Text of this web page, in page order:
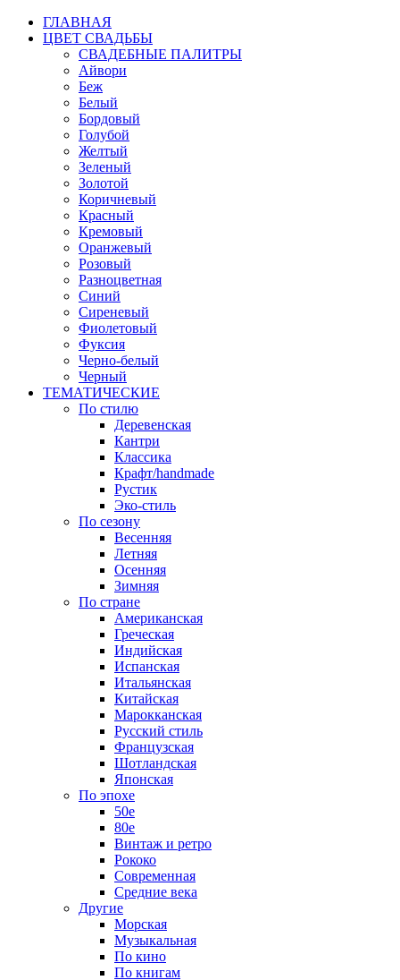
ГЛАВНАЯ
ЦВЕТ СВАДЬБЫ
СВАДЕБНЫЕ ПАЛИТРЫ
Айвори
Беж
Белый
Бордовый
Голубой
Желтый
Зеленый
Золотой
Коричневый
Красный
Кремовый
Оранжевый
Розовый
Разноцветная
Синий
Сиреневый
Фиолетовый
Фуксия
Черно-белый
Черный
ТЕМАТИЧЕСКИЕ
По стилю
Деревенская
Кантри
Классика
Крафт/handmade
Рустик
Эко-стиль
По сезону
Весенняя
Летняя
Осенняя
Зимняя
По стране
Американская
Греческая
Индийская
Испанская
Итальянская
Китайская
Марокканская
Русский стиль
Французская
Шотландская
Японская
По эпохе
50е
80е
Винтаж и ретро
Рококо
Современная
Средние века
Другие
Морская
Музыкальная
По кино
По книгам